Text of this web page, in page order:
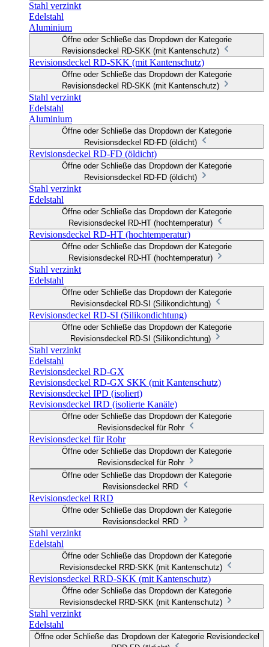
Stahl verzinkt
Edelstahl
Aluminium
Öffne oder Schließe das Dropdown der Kategorie
Revisionsdeckel RD-SKK (mit Kantenschutz)
Revisionsdeckel RD-SKK (mit Kantenschutz)
Öffne oder Schließe das Dropdown der Kategorie
Revisionsdeckel RD-SKK (mit Kantenschutz)
Stahl verzinkt
Edelstahl
Aluminium
Öffne oder Schließe das Dropdown der Kategorie
Revisionsdeckel RD-FD (öldicht)
Revisionsdeckel RD-FD (öldicht)
Öffne oder Schließe das Dropdown der Kategorie
Revisionsdeckel RD-FD (öldicht)
Stahl verzinkt
Edelstahl
Öffne oder Schließe das Dropdown der Kategorie
Revisionsdeckel RD-HT (hochtemperatur)
Revisionsdeckel RD-HT (hochtemperatur)
Öffne oder Schließe das Dropdown der Kategorie
Revisionsdeckel RD-HT (hochtemperatur)
Stahl verzinkt
Edelstahl
Öffne oder Schließe das Dropdown der Kategorie
Revisionsdeckel RD-SI (Silikondichtung)
Revisionsdeckel RD-SI (Silikondichtung)
Öffne oder Schließe das Dropdown der Kategorie
Revisionsdeckel RD-SI (Silikondichtung)
Stahl verzinkt
Edelstahl
Revisionsdeckel RD-GX
Revisionsdeckel RD-GX SKK (mit Kantenschutz)
Revisionsdeckel IPD (isoliert)
Revisionsdeckel IRD (isolierte Kanäle)
Öffne oder Schließe das Dropdown der Kategorie
Revisionsdeckel für Rohr
Revisionsdeckel für Rohr
Öffne oder Schließe das Dropdown der Kategorie
Revisionsdeckel für Rohr
Öffne oder Schließe das Dropdown der Kategorie
Revisionsdeckel RRD
Revisionsdeckel RRD
Öffne oder Schließe das Dropdown der Kategorie
Revisionsdeckel RRD
Stahl verzinkt
Edelstahl
Öffne oder Schließe das Dropdown der Kategorie
Revisionsdeckel RRD-SKK (mit Kantenschutz)
Revisionsdeckel RRD-SKK (mit Kantenschutz)
Öffne oder Schließe das Dropdown der Kategorie
Revisionsdeckel RRD-SKK (mit Kantenschutz)
Stahl verzinkt
Edelstahl
Öffne oder Schließe das Dropdown der Kategorie Revisiondeckel